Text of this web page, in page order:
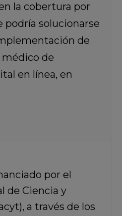
la cobertura por
podría solucionarse
de
de
en línea, en
por el
de Ciencia y
a través de los